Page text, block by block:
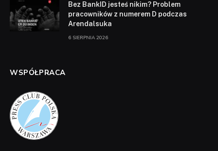
Bez BankID jesteś nikim? Problem
pracowników z numerem D podczas
Arendalsuka
6 SIERPNIA 2026
WSPÓŁPRACA